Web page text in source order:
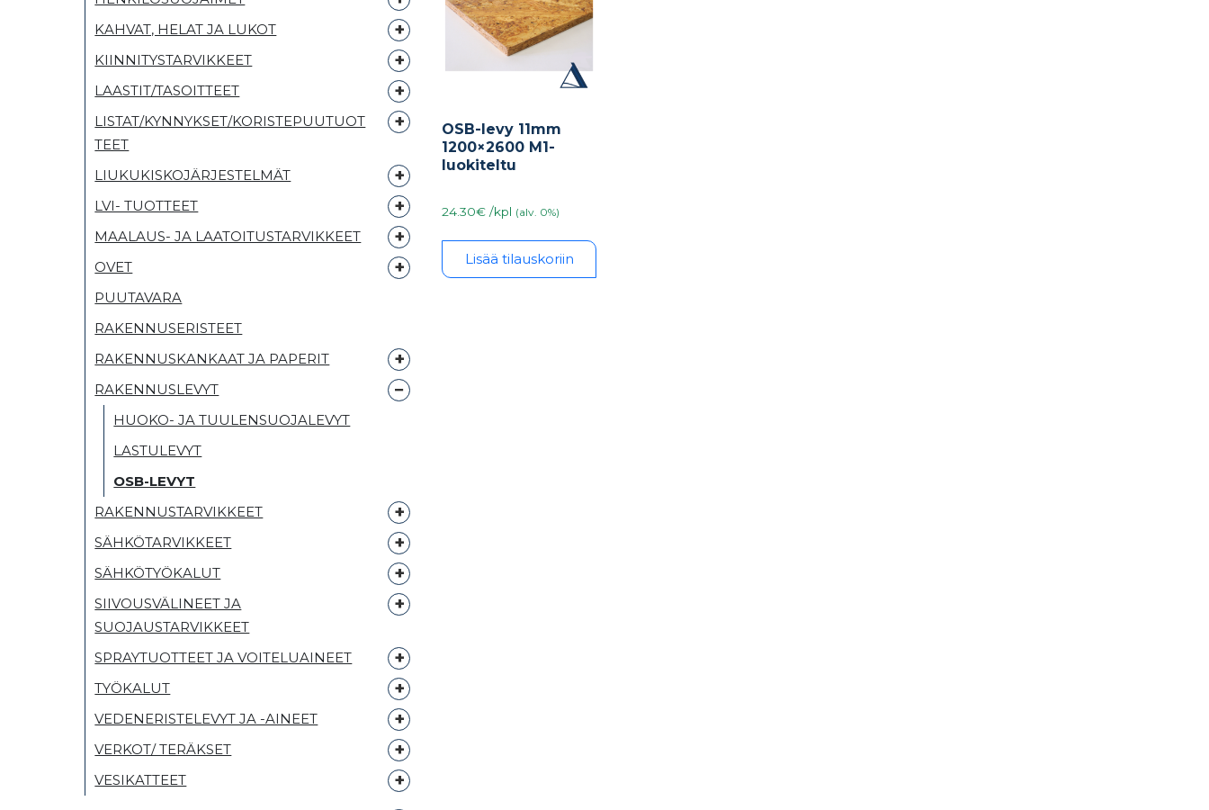
KAHVAT, HELAT JA LUKOT
KIINNITYSTARVIKKEET
LAASTIT/TASOITTEET
LISTAT/KYNNYKSET/KORISTEPUUTUOT
TEET
LIUKUKISKOJÄRJESTELMÄT
LVI- TUOTTEET
MAALAUS- JA LAATOITUSTARVIKKEET
OVET
PUUTAVARA
RAKENNUSERISTEET
RAKENNUSKANKAAT JA PAPERIT
RAKENNUSLEVYT
HUOKO- JA TUULENSUOJALEVYT
LASTULEVYT
OSB-LEVYT
RAKENNUSTARVIKKEET
SÄHKÖTARVIKKEET
SÄHKÖTYÖKALUT
SIIVOUSVÄLINEET JA
SUOJAUSTARVIKKEET
SPRAYTUOTTEET JA VOITELUAINEET
TYÖKALUT
VEDENERISTELEVYT JA -AINEET
VERKOT/ TERÄKSET
VESIKATTEET
OSB-levy 11mm
1200×2600 M1-
luokiteltu
24.30€ /kpl (alv. 0%)
Lisää tilauskoriin